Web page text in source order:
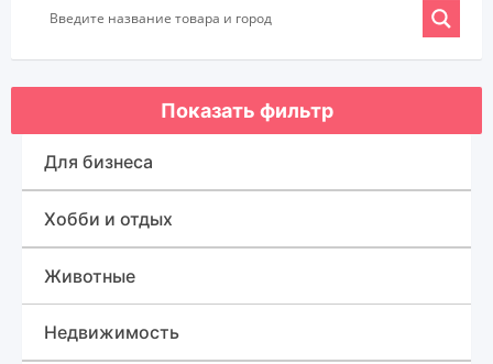
Показать фильтр
Для бизнеса
Оборудование для бизнеса
Готовый бизнес
Товары для бизнеса
Хобби и отдых
Спорт, туризм и отдых
Для быта
Животные
Недвижимость